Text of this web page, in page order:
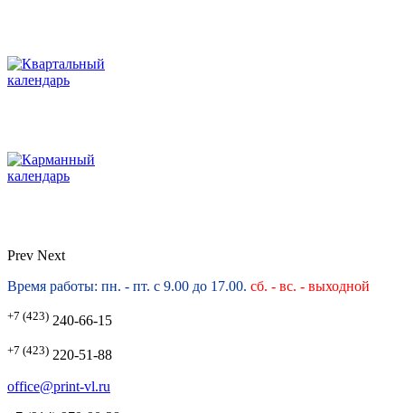
Prev Next
Время работы: пн. - пт. с 9.00 до 17.00. сб. - вс. - выходной
+7 (423) 240-66-15
+7 (423) 220-51-88
office@print-vl.ru